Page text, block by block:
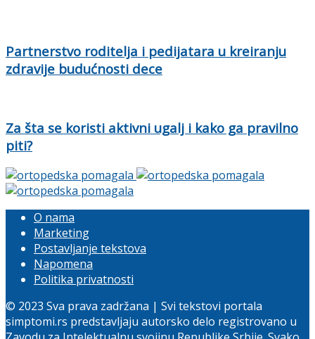
Partnerstvo roditelja i pedijatara u kreiranju
zdravije budućnosti dece
Za šta se koristi aktivni ugalj i kako ga pravilno
piti?
O nama
Marketing
Postavljanje tekstova
Napomena
Politika privatnosti
© 2023 Sva prava zadržana | Svi tekstovi portala
simptomi.rs predstavljaju autorsko delo registrovano u